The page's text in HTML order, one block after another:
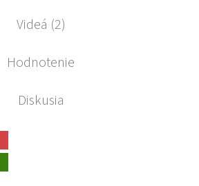
Videá (2)
Hodnotenie
Diskusia